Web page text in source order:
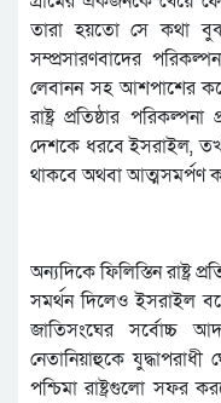
তারা হয়তো সে কথা
সম্প্রসারণবাদের
লেবানন সহ আশপাশের
রাষ্ট্র প্রতিষ্ঠার
দেশকে ধরবে ইসরাইল,
থাকবে অথবা আত্মসমর্পণ
অন্যদিকে ফিলিস্তিন রাষ্ট্র
সমর্থন দিলেও ইসরাইল
জাতিসংঘের সর্বোচ্চ
নেতানিয়াহুকে যুদ্ধাপরাধী
পশ্চিমা রাষ্ট্রগুলো সফর